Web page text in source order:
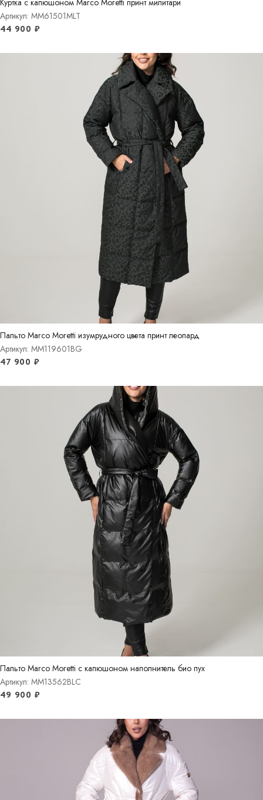
Куртка с капюшоном Marco Moretti принт милитари
Артикул: MM61501MLT
44 900 ₽
Пальто Marco Moretti изумрудного цвета принт леопард
Артикул: MM119601BG
47 900 ₽
Пальто Marco Moretti с капюшоном наполнитель био пух
Артикул: MM13562BLC
49 900 ₽